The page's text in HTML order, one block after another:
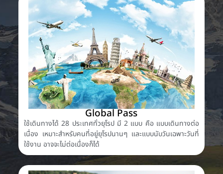
Global Pass
ใช้เดินทางได้ 28 ประเทศทั่วยุโรป มี 2 แบบ คือ แบบเดินทางต่อ
เนื่อง เหมาะสำหรับคนที่อยู่ยุโรปนานๆ และแบบนับวันเฉพาะวันที่
ใช้งาน อาจจะไม่ต่อเนื่องก็ได้